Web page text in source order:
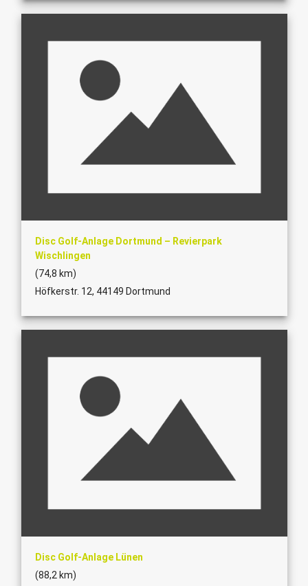
Disc Golf-Anlage Dortmund – Revierpark
Wischlingen
(74,8 km)
Höfkerstr. 12, 44149 Dortmund
Disc Golf-Anlage Lünen
(88,2 km)